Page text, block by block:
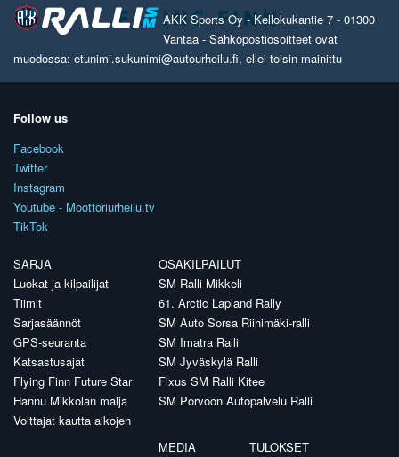
AKK Sports Oy - Kellokukantie 7 - 01300
Vantaa - Sähköpostiosoitteet ovat
muodossa: etunimi.sukunimi@autourheilu.fi, ellei toisin mainittu
Follow us
Facebook
Twitter
Instagram
Youtube - Moottoriurheilu.tv
TikTok
SARJA
Luokat ja kilpailijat
Tiimit
Sarjasäännöt
GPS-seuranta
Katsastusajat
Flying Finn Future Star
Hannu Mikkolan malja
Voittajat kautta aikojen
OSAKILPAILUT
SM Ralli Mikkeli
61. Arctic Lapland Rally
SM Auto Sorsa Riihimäki-ralli
SM Imatra Ralli
SM Jyväskylä Ralli
Fixus SM Ralli Kitee
SM Porvoon Autopalvelu Ralli
MEDIA
TULOKSET